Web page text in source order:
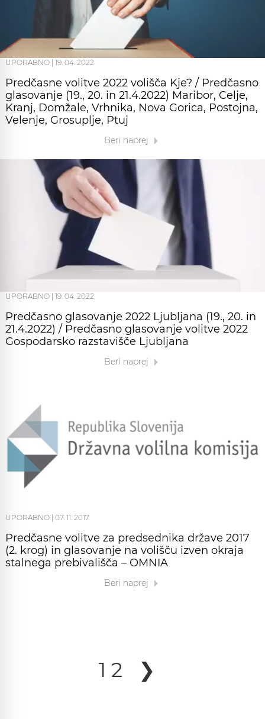
UPORABNO 19. 04. 2022
Predčasne volitve 2022 volišča Kje? / Predčasno
glasovanje (19., 20. in 21.4.2022) Maribor, Celje,
Kranj, Domžale, Vrhnika, Nova Gorica, Postojna,
Velenje, Grosuplje, Ptuj
Beri naprej
UPORABNO 19. 04. 2022
Predčasno glasovanje 2022 Ljubljana (19., 20. in
21.4.2022) / Predčasno glasovanje volitve 2022
Gospodarsko razstavišče Ljubljana
Beri naprej
UPORABNO 07. 11. 2017
Predčasne volitve za predsednika države 2017
(2. krog) in glasovanje na volišču izven okraja
stalnega prebivališča – OMNIA
Beri naprej
1 2 ❯